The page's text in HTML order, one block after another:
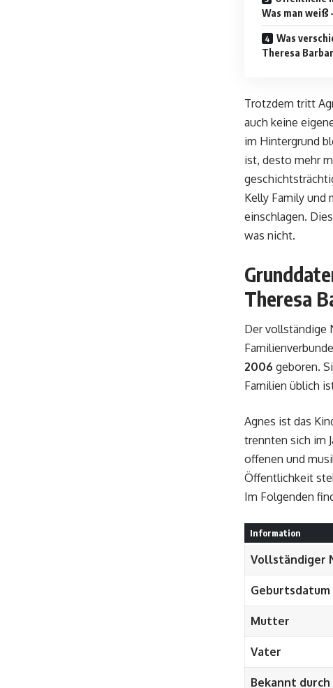
Was man weiß
Was
Theresa
Trotzdem tritt
auch keine
im Hintergrund
ist, desto mehr
Kelly Family und
einschlagen.
was nicht.
Theresa
Der vollständige
2006 geboren.
Familien üblich
Agnes ist das
trennten sich im
offenen und
Öffentlichkeit
Im Folgenden
Information
Vollständiger
Geburtsdatum
Mutter
Vater
Bekannt durch